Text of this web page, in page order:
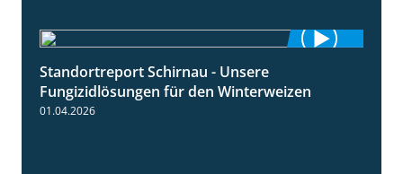
Standortreport Schirnau - Unsere
Fungizidlösungen für den Winterweizen
01.04.2026